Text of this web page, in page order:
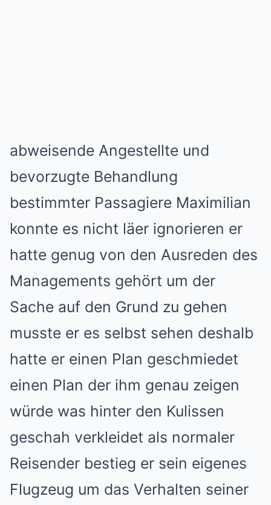
abweisende Angestellte und
bevorzugte Behandlung
bestimmter Passagiere Maximilian
konnte es nicht läer ignorieren er
hatte genug von den Ausreden des
Managements gehört um der
Sache auf den Grund zu gehen
musste er es selbst sehen deshalb
hatte er einen Plan geschmiedet
einen Plan der ihm genau zeigen
würde was hinter den Kulissen
geschah verkleidet als normaler
Reisender bestieg er sein eigenes
Flugzeug um das Verhalten seiner